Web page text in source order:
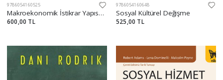
9786054160525
Makroekonomik İstikrar Yapısal Dönüşüm ve Kapsayıcı Kalkınma
600,00 TL
9786054160648
Sosyal Kültürel Değişme
525,00 TL